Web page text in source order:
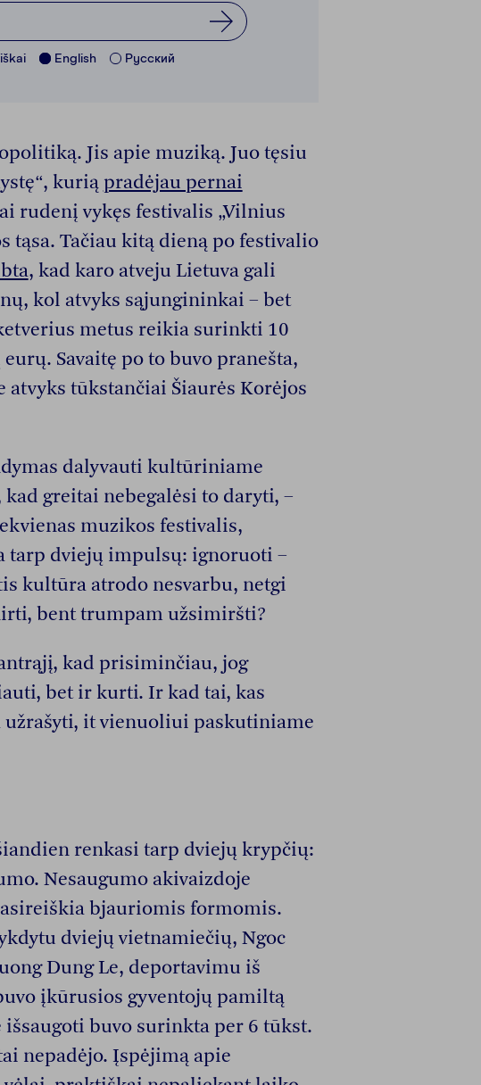
English Pусский
Jis apie muziką. Juo tęsiu
kurią pradėjau pernai
rudenį vykęs festivalis „Vilnius
tąsa. Tačiau kitą dieną po festivalio
, kad karo atveju Lietuva gali
kol atvyks sąjungininkai – bet
metus reikia surinkti 10
Savaitę po to buvo pranešta,
tūkstančiai Šiaurės Korėjos
dalyvauti kultūriniame
greitai nebegalėsi to daryti, –
muzikos festivalis,
tarp dviejų impulsų: ignoruoti –
kultūra atrodo nesvarbu, netgi
bent trumpam užsimiršti?
kad prisiminčiau, jog
bet ir kurti. Ir kad tai, kas
užrašyti, it vienuoliui paskutiniame
renkasi tarp dviejų krypčių:
Nesaugumo akivaizdoje
bjauriomis formomis.
dviejų vietnamiečių, Ngoc
Dung Le, deportavimu iš
įkūrusios gyventojų pamiltą
buvo surinkta per 6 tūkst.
nepadėjo. Įspėjimą apie